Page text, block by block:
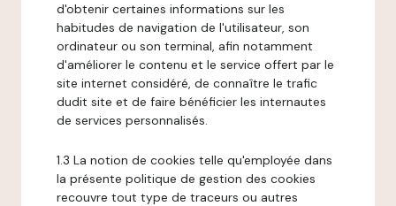
d'obtenir certaines informations sur les
habitudes de navigation de l'utilisateur, son
ordinateur ou son terminal, afin notamment
d'améliorer le contenu et le service offert par le
site internet considéré, de connaître le trafic
dudit site et de faire bénéficier les internautes
de services personnalisés.
1.3 La notion de cookies telle qu'employée dans
la présente politique de gestion des cookies
recouvre tout type de traceurs ou autres